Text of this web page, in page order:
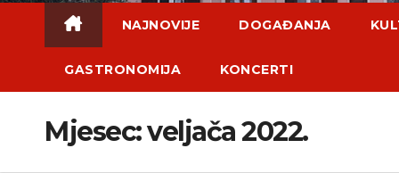
NAJNOVIJE DOGAĐANJA
GASTRONOMIJA KONCERTI
Mjesec:veljača 2022.